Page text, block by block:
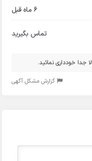
6 ماه قبل
تماس بگیرید
جدا خودداری نمائید.
گزارش مشکل آگهی